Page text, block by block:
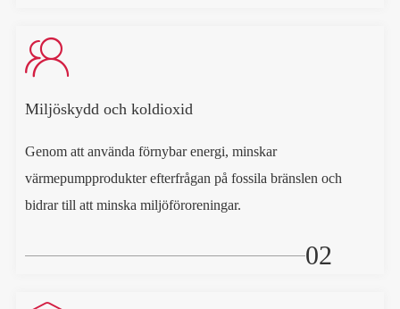

Miljöskydd och koldioxid
Genom att använda förnybar energi, minskar
värmepumpprodukter efterfrågan på fossila bränslen och
bidrar till att minska miljöföroreningar.
02